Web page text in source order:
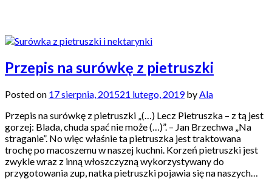
Przepis na surówkę z pietruszki
Posted on 17 sierpnia, 201521 lutego, 2019by Ala
Przepis na surówkę z pietruszki „(…) Lecz Pietruszka – z tą jest
gorzej: Blada, chuda spać nie może (…)”. – Jan Brzechwa „Na
straganie”. No więc właśnie ta pietruszka jest traktowana
trochę po macoszemu w naszej kuchni. Korzeń pietruszki jest
zwykle wraz z inną włoszczyzną wykorzystywany do
przygotowania zup, natka pietruszki pojawia się na naszych…